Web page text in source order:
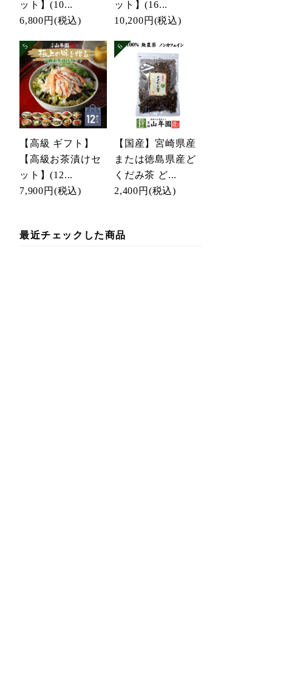
ット】(10...
6,800円 (税込)
ット】(16...
10,200円 (税込)
【高級 ギフト】
【高級お茶漬けセ
ット】(12...
7,900円 (税込)
【国産】宮崎県産
または徳島県産ど
くだみ茶 ど...
2,400円 (税込)
最近チェックした商品